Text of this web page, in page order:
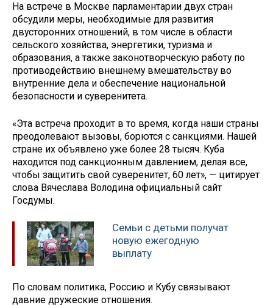
На встрече в Москве парламентарии двух стран
обсудили меры, необходимые для развития
двусторонних отношений, в том числе в области
сельского хозяйства, энергетики, туризма и
образования, а также законотворческую работу по
противодействию внешнему вмешательству во
внутренние дела и обеспечение национальной
безопасности и суверенитета.
«Эта встреча проходит в то время, когда наши страны
преодолевают вызовы, борются с санкциями. Нашей
стране их объявлено уже более 28 тысяч. Куба
находится под санкционным давлением, делая все,
чтобы защитить свой суверенитет, 60 лет», — цитирует
слова Вячеслава Володина официальный сайт
Госдумы.
Семьи с детьми получат
новую ежегодную
выплату
По словам политика, Россию и Кубу связывают
давние дружеские отношения.